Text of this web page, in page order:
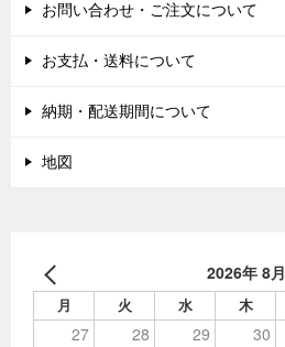
お問い合わせ・ご注文について
お支払・送料について
納期・配送期間について
地図
2026年 8月
月 火 水 木
27 28 29 30